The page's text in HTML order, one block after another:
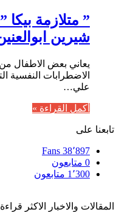
” متلازمة بيكا
شيرين
يعاني بعض الاطفال من
الاضطرابات النفسية
علي…
أكمل القراءة »
تابعنا على
38٬897 Fans
0 متابعون
1٬300 متابعون
المقالات والاخبار الاكثر قراءة